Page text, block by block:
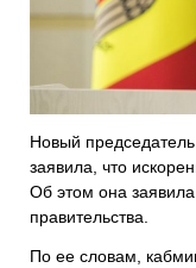
Новый
заявила, что
Об этом она
правительства.
По ее словам,